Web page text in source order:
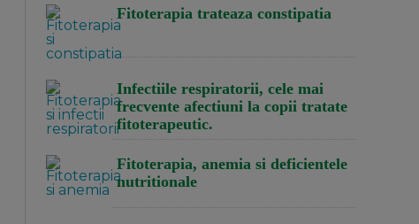
Fitoterapia trateaza constipatia
Infectiile respiratorii, cele mai
frecvente afectiuni la copii tratate
fitoterapeutic.
Fitoterapia, anemia si deficientele
nutritionale